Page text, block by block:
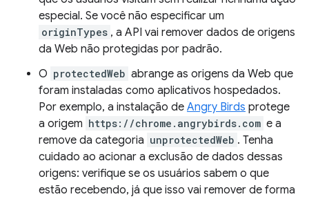
especial. Se você não especificar um
originTypes , a API vai remover dados de origens
da Web não protegidas por padrão.
O protectedWeb abrange as origens da Web que
foram instaladas como aplicativos hospedados.
Por exemplo, a instalação de Angry Birds protege
a origem https://chrome.angrybirds.com e a
remove da categoria unprotectedWeb . Tenha
cuidado ao acionar a exclusão de dados dessas
origens: verifique se os usuários sabem o que
estão recebendo, já que isso vai remover de forma